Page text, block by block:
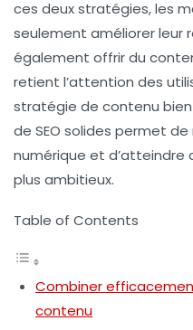
ces deux stratégies, les
seulement améliorer leur
également offrir du
retient l’attention des
stratégie de contenu
de SEO solides permet de
numérique et
plus ambitieux.
Table of Contents
Combiner
contenu